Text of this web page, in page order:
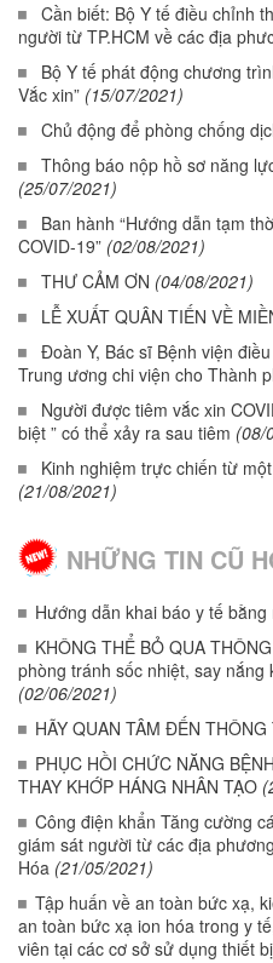
Cần biết: Bộ Y tế điều chỉnh
người từ TP.HCM về các địa
Bộ Y tế phát động chương
Vắc xin” (15/07/2021)
Chủ động để phòng chống
Thông báo nộp hồ sơ năng
(25/07/2021)
Ban hành “Hướng dẫn tạm
COVID-19” (02/08/2021)
THƯ CẢM ƠN (04/08/2021)
LỄ XUẤT QUÂN TIẾN VỀ
Đoàn Y, Bác sĩ Bệnh viện
Trung ương chi viện cho Thành
Người được tiêm vắc xin
biệt ” có thể xảy ra sau tiêm (08/
Kinh nghiệm trực chiến từ
(21/08/2021)
NHỮNG TIN CŨ
Hướng dẫn khai báo y tế bằng
KHÔNG THỂ BỎ QUA
phòng tránh sốc nhiệt, say
(02/06/2021)
HÃY QUAN TÂM ĐẾN THÔNG
PHỤC HỒI CHỨC NĂNG
THAY KHỚP HÁNG NHÂN TẠO
Công điện khẩn Tăng cường
giám sát người từ các địa
Hóa (21/05/2021)
Tập huấn về an toàn bức xạ,
an toàn bức xạ ion hóa trong y
viên tại các cơ sở sử dụng thiết